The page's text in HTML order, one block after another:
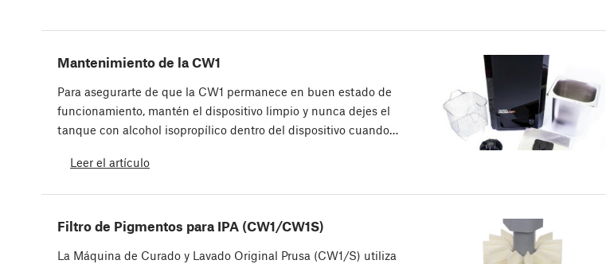
Mantenimiento de la CW1
Para asegurarte de que la CW1 permanece en buen estado de
funcionamiento, mantén el dispositivo limpio y nunca dejes el
tanque con alcohol isopropílico dentro del dispositivo cuando…
Leer el artículo
Filtro de Pigmentos para IPA (CW1/CW1S)
La Máquina de Curado y Lavado Original Prusa (CW1/S) utiliza